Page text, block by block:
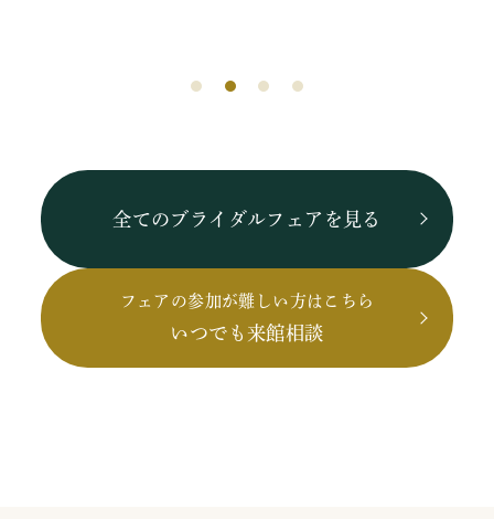
全てのブライダルフェアを見る
フェアの参加が難しい方はこちら
いつでも来館相談